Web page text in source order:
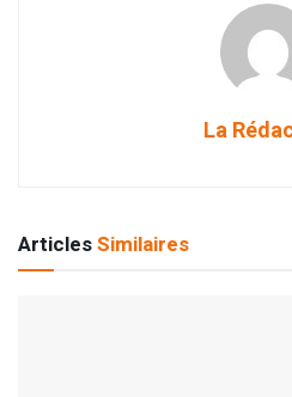
La
ArticlesSimilaires